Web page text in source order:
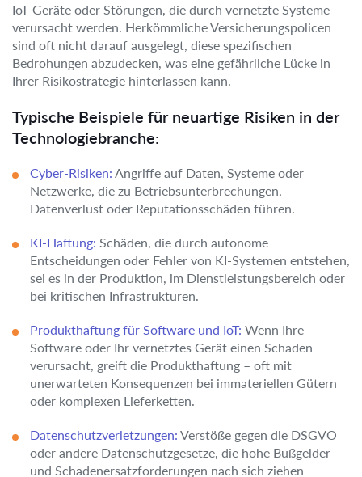
IoT-Geräte oder Störungen, die durch vernetzte Systeme
verursacht werden. Herkömmliche Versicherungspolicen
sind oft nicht darauf ausgelegt, diese spezifischen
Bedrohungen abzudecken, was eine gefährliche Lücke in
Ihrer Risikostrategie hinterlassen kann.
Typische Beispiele für neuartige Risiken in der
Technologiebranche:
Cyber-Risiken: Angriffe auf Daten, Systeme oder
Netzwerke, die zu Betriebsunterbrechungen,
Datenverlust oder Reputationsschäden führen.
KI-Haftung: Schäden, die durch autonome
Entscheidungen oder Fehler von KI-Systemen entstehen,
sei es in der Produktion, im Dienstleistungsbereich oder
bei kritischen Infrastrukturen.
Produkthaftung für Software und IoT: Wenn Ihre
Software oder Ihr vernetztes Gerät einen Schaden
verursacht, greift die Produkthaftung – oft mit
unerwarteten Konsequenzen bei immateriellen Gütern
oder komplexen Lieferketten.
Datenschutzverletzungen: Verstöße gegen die DSGVO
oder andere Datenschutzgesetze, die hohe Bußgelder
und Schadenersatzforderungen nach sich ziehen